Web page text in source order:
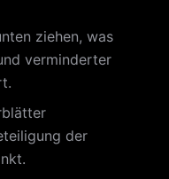
ziehen, was
verminderter
der